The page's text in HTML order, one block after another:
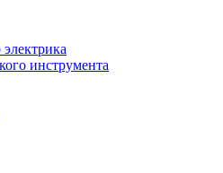
инструмента